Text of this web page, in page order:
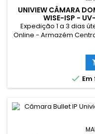
UNIVIEW CÂMARA
WISE-ISP -
Expedição 1 a 3 dias
Online - Armazém
dias úteis Loja Braga
Gomes SEM STOCK -
